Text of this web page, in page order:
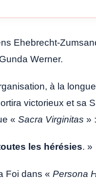
Ehebrecht-
Werner.
à la
victorieux et sa
« Sacra Virginitas » :
les hérésies. »
Foi dans « Persona